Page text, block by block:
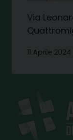
Via
11 Aprile 2024